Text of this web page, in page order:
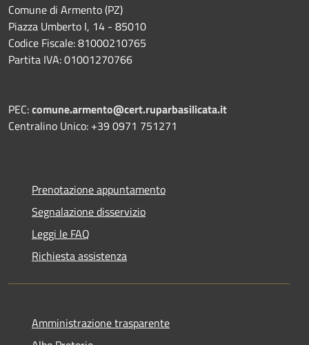
Comune di Armento (PZ)
Piazza Umberto I, 14 - 85010
Codice Fiscale: 81000210765
Partita IVA: 01001270766
PEC:comune.armento@cert.ruparbasilicata.it
Centralino Unico: +39 0971 751271
Prenotazione appuntamento
Segnalazione disservizio
Leggi le FAQ
Richiesta assistenza
Amministrazione trasparente